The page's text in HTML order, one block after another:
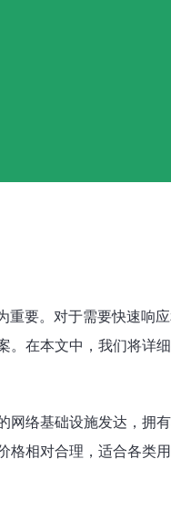
重要。对于需要快速响
在本文中，我们将详
络基础设施发达，拥
相对合理，适合各类用